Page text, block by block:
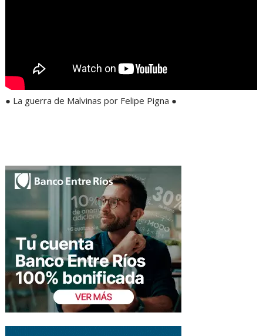
● La guerra de Malvinas por Felipe Pigna ●